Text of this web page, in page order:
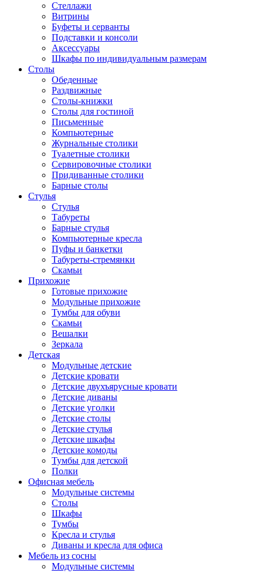
Стеллажи
Витрины
Буфеты и серванты
Подставки и консоли
Аксессуары
Шкафы по индивидуальным размерам
Столы
Обеденные
Раздвижные
Столы-книжки
Столы для гостиной
Письменные
Компьютерные
Журнальные столики
Туалетные столики
Сервировочные столики
Придиванные столики
Барные столы
Стулья
Стулья
Табуреты
Барные стулья
Компьютерные кресла
Пуфы и банкетки
Табуреты-стремянки
Скамьи
Прихожие
Готовые прихожие
Модульные прихожие
Тумбы для обуви
Скамьи
Вешалки
Зеркала
Детская
Модульные детские
Детские кровати
Детские двухъярусные кровати
Детские диваны
Детские уголки
Детские столы
Детские стулья
Детские шкафы
Детские комоды
Тумбы для детской
Полки
Офисная мебель
Модульные системы
Столы
Шкафы
Тумбы
Кресла и стулья
Диваны и кресла для офиса
Мебель из сосны
Модульные системы